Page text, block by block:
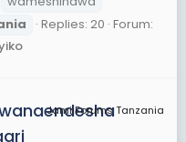
Replies: 20 Forum:
JamiiForums Tanzania